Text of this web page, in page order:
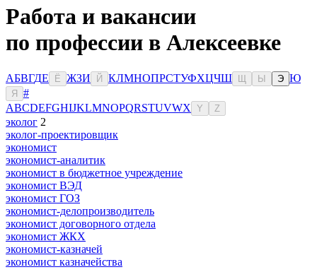
Работа и вакансии
по профессии в Алексеевке
АБВГДЕ Ё ЖЗИ Й КЛМНОПРСТУФХЦЧШ Ы Э Ю
Я
#
ABCDEFGHIJKLMNOPQRSTUVWX Y Z
эколог 2
эколог-проектировщик
экономист
экономист-аналитик
экономист в бюджетное учреждение
экономист ВЭД
экономист ГОЗ
экономист-делопроизводитель
экономист договорного отдела
экономист ЖКХ
экономист-казначей
экономист казначейства